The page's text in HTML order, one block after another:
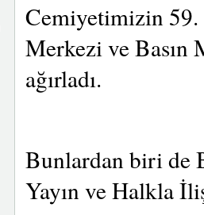
Cemiyetimizin 59.
Merkezi ve Basın
ağırladı.
Bunlardan biri de
Yayın ve Halkla